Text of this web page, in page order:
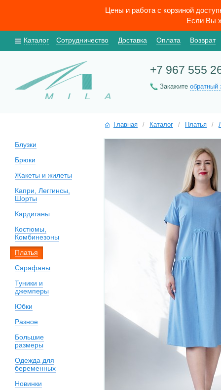
Цены и работа с корзиной
Если Вы
Каталог Сотрудничество Доставка Оплата Возврат
+7 967 555
Закажите обратный
Блузки
Брюки
Жакеты и жилеты
Капри, Леггинсы,
Шорты
Кардиганы
Костюмы,
Комбинезоны
Платья
Сарафаны
Туники и
джемперы
Юбки
Разное
Большие
размеры
Одежда для
беременных
Новинки
Главная / Каталог / Платья /